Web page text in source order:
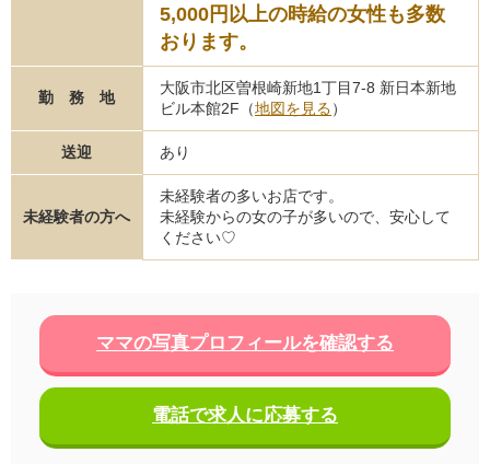
5,000円以上の時給の女性も多数
おります。
勤 務 地
大阪市北区曽根崎新地1丁目7-8 新日本新地
ビル本館2F（地図を見る）
送迎 あり
未経験者の方へ
未経験者の多いお店です。
未経験からの女の子が多いので、安心して
ください♡
ママの写真プロフィールを確認する
電話で求人に応募する